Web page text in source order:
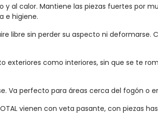
al calor. Mantiene las piezas fuertes por
e higiene.
libre sin perder su aspecto ni deformarse.
como interiores, sin que se te
Va perfecto para áreas cerca del fogón o
vienen con veta pasante, con piezas